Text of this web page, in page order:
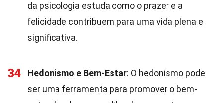
da psicologia estuda como o prazer e a
felicidade contribuem para uma vida plena e
significativa.
34 Hedonismo e Bem-Estar: O hedonismo pode
ser uma ferramenta para promover o bem-